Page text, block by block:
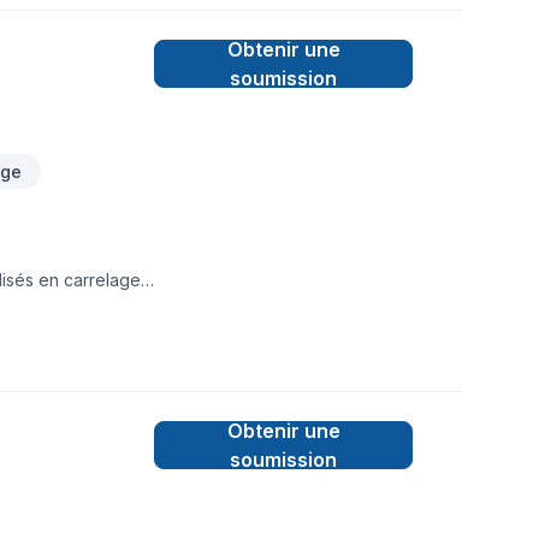
en carrelage,
incluent
Obtenir une
soumission
Obtenir une
soumission